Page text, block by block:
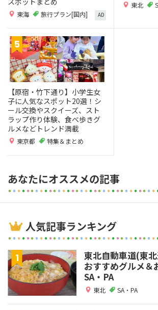
東海 旅行プラン[国内] AD
東北
【原宿・竹下通り】小学生女
子に人気なスポット20選！シ
ール交換やスクイーズ、スト
ラップ作り体験、食べ歩きグ
ルメなどトレンド満載
東京都 特集＆まとめ
あなたにオススメの記事
人気記事ランキング
東北自動車道(東
おすすめグルメ＆
SA・PA
東北 SA・PA